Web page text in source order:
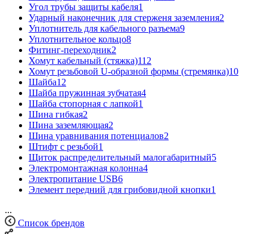
Угол трубы защиты кабеля1
Ударный наконечник для стерженя заземления2
Уплотнитель для кабельного разъема9
Уплотнительное кольцо8
Фитинг-переходник2
Хомут кабельный (стяжка)112
Хомут резьбовой U-образной формы (стремянка)10
Шайба12
Шайба пружинная зубчатая4
Шайба стопорная с лапкой1
Шина гибкая2
Шина заземляющая2
Шина уравнивания потенциалов2
Штифт с резьбой1
Щиток распределительный малогабаритный5
Электромонтажная колонна4
Электропитание USB6
Элемент передний для грибовидной кнопки1
...
Список брендов